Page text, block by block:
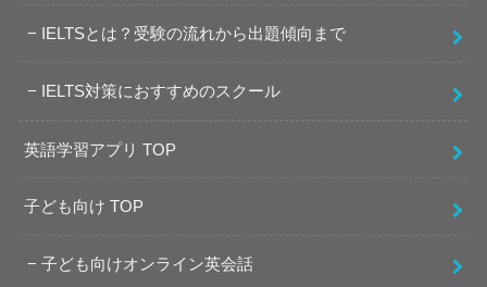
IELTSとは？受験の流れから出題傾向まで
IELTS対策におすすめのスクール
英語学習アプリ TOP
子ども向け TOP
子ども向けオンライン英会話